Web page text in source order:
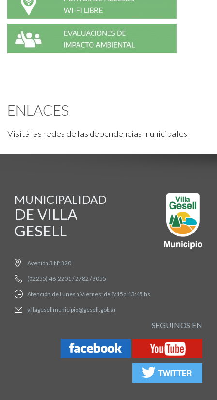
ENLACES
Visitá las redes de las dependencias municipales
MUNICIPALIDAD
DE VILLA
GESELL
Avenida 3 Nº 820
(02255) 46-2201 / 2782 / 3055
Atención de Lunes a Viernes: de 8:15 a 13:45 hs.
villagesellmunicipio@gesell.gob.ar
SEGUINOS EN